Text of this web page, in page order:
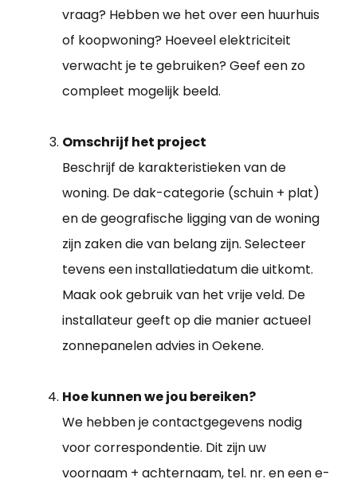
vraag? Hebben we het over een huurhuis
of koopwoning? Hoeveel elektriciteit
verwacht je te gebruiken? Geef een zo
compleet mogelijk beeld.
Omschrijf het project
Beschrijf de karakteristieken van de
woning. De dak-categorie (schuin + plat)
en de geografische ligging van de woning
zijn zaken die van belang zijn. Selecteer
tevens een installatiedatum die uitkomt.
Maak ook gebruik van het vrije veld. De
installateur geeft op die manier actueel
zonnepanelen advies in Oekene.
Hoe kunnen we jou bereiken?
We hebben je contactgegevens nodig
voor correspondentie. Dit zijn uw
voornaam + achternaam, tel. nr. en een e-